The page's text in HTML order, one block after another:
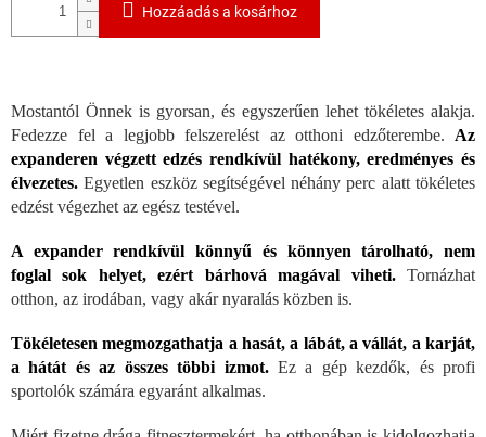
Hozzáadás a kosárhoz
Mostantól Önnek is gyorsan, és egyszerűen lehet tökéletes alakja.
Fedezze fel a legjobb felszerelést az otthoni edzőterembe. Az
expanderen végzett edzés rendkívül hatékony, eredményes és
élvezetes. Egyetlen eszköz segítségével néhány perc alatt tökéletes
edzést végezhet az egész testével.
A expander rendkívül könnyű és könnyen tárolható, nem
foglal sok helyet, ezért bárhová magával viheti.
Tornázhat
otthon, az irodában, vagy akár nyaralás közben is.
Tökéletesen megmozgathatja a hasát, a lábát, a vállát, a karját,
a hátát és az összes többi izmot. Ez a gép kezdők, és profi
sportolók számára egyaránt alkalmas.